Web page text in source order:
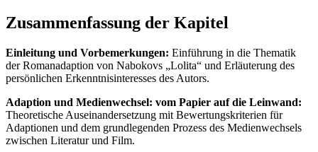
Zusammenfassung der Kapitel
Einleitung und Vorbemerkungen: Einführung in die Thematik
der Romanadaption von Nabokovs „Lolita“ und Erläuterung des
persönlichen Erkenntnisinteresses des Autors.
Adaption und Medienwechsel: vom Papier auf die Leinwand:
Theoretische Auseinandersetzung mit Bewertungskriterien für
Adaptionen und dem grundlegenden Prozess des Medienwechsels
zwischen Literatur und Film.